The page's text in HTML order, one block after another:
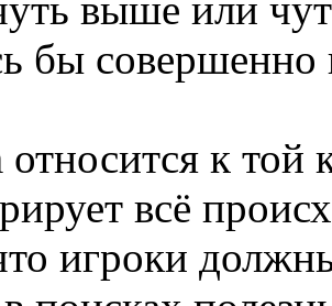
выше или
бы
к той
всё
игроки